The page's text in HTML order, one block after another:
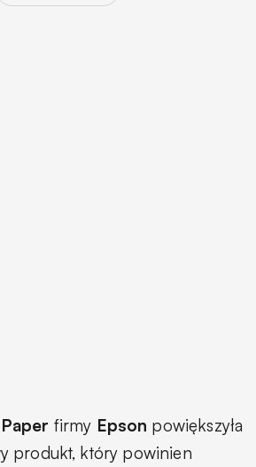
firmy Epson powiększyła
produkt, który powinien